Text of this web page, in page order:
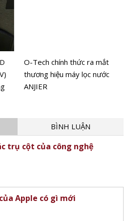
O-Tech chính thức ra mắt
thương hiệu máy lọc nước
ANJIER
BÌNH LUẬN
trụ cột của công nghệ
Apple có gì mới